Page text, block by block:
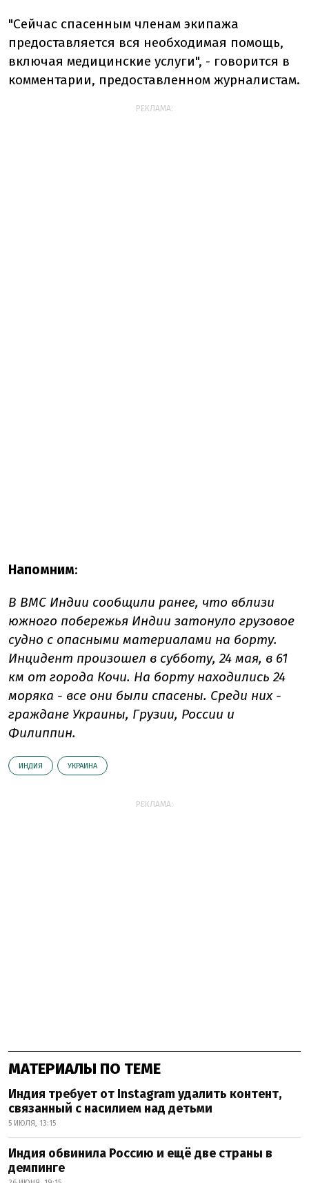
"Сейчас спасенным членам экипажа
предоставляется вся необходимая помощь,
включая медицинские услуги", - говорится в
комментарии, предоставленном журналистам.
РЕКЛАМА:
Напомним:
В ВМС Индии сообщили ранее, что вблизи
южного побережья Индии затонуло грузовое
судно с опасными материалами на борту.
Инцидент произошел в субботу, 24 мая, в 61
км от города Кочи. На борту находились 24
моряка - все они были спасены. Среди них -
граждане Украины, Грузии, России и
Филиппин.
ИНДИЯ УКРАИНА
РЕКЛАМА:
МАТЕРИАЛЫ ПО ТЕМЕ
Индия требует от Instagram удалить контент,
связанный с насилием над детьми
5 ИЮЛЯ, 13:15
Индия обвинила Россию и ещё две страны в
демпинге